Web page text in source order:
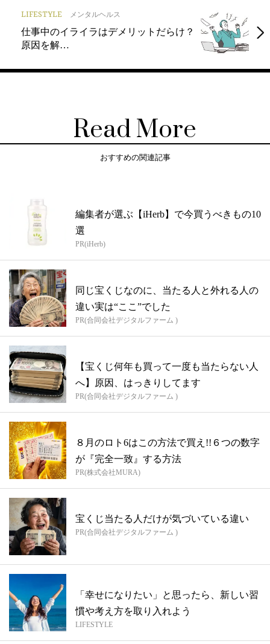
LIFESTYLE メンタルヘルス
仕事中のイライラはデメリットだらけ？
原因を解…
Read More
おすすめの関連記事
編集者が選ぶ【iHerb】で今買うべきもの10
選
PR(iHerb)
同じ宝くじなのに、当たる人と外れる人の
違い実は“ここ”でした
PR(合同会社デジタルファーム )
【宝くじ何年も買って一度も当たらない人
へ】原因、はっきりしてます
PR(合同会社デジタルファーム )
８月のロト6はこの方法で買え!!６つの数字
が『完全一致』する方法
PR(株式会社MURA)
宝くじ当たる人だけが気づいている違い
PR(合同会社デジタルファーム )
「幸せになりたい」と思ったら、新しい習
慣や考え方を取り入れよう
LIFESTYLE